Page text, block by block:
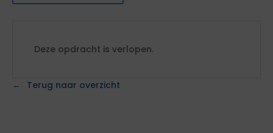
Deze opdracht is verlopen.
Terug naar overzicht